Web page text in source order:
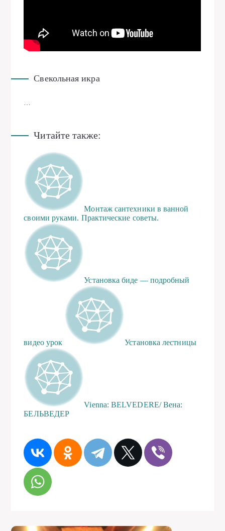
Свекольная икра
Читайте также:
Монтаж сантехники в ванной
своими руками. Практические советы.
Установка биде — подробный
видео урок Установка лестницы
Vienna: BELVEDERE/ Вена:
БЕЛЬВЕДЕР